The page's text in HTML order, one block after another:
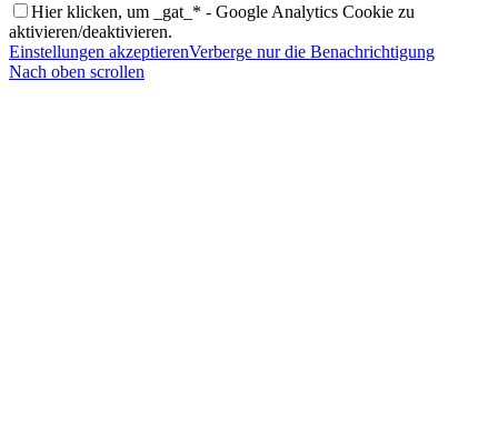
Hier klicken, um _gat_* - Google Analytics Cookie zu
aktivieren/deaktivieren.
Einstellungen akzeptierenVerberge nur die Benachrichtigung
Nach oben scrollen